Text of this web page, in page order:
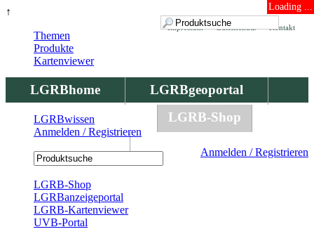
↑ Loading ...
Kontakt
Datenschutz
Impressum
LGRBhome
LGRBgeoportal
LGRBbohrungen
LGRB-Shop
Anmelden / Registrieren
Themen
Produkte
Kartenviewer
LGRBwissen
Anmelden / Registrieren
LGRB-Shop
LGRBanzeigeportal
LGRB-Kartenviewer
UVB-Portal